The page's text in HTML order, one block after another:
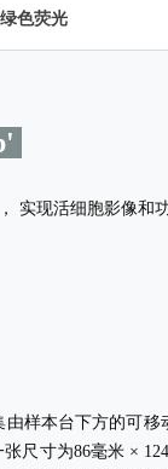
绿色荧光
， 实现活细胞影像和
样本台下方的可
尺寸为86毫米 ×